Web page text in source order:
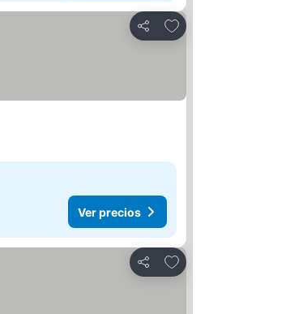
Compartir
Agregar a favoritos
Ver precios
Compartir
Agregar a favoritos